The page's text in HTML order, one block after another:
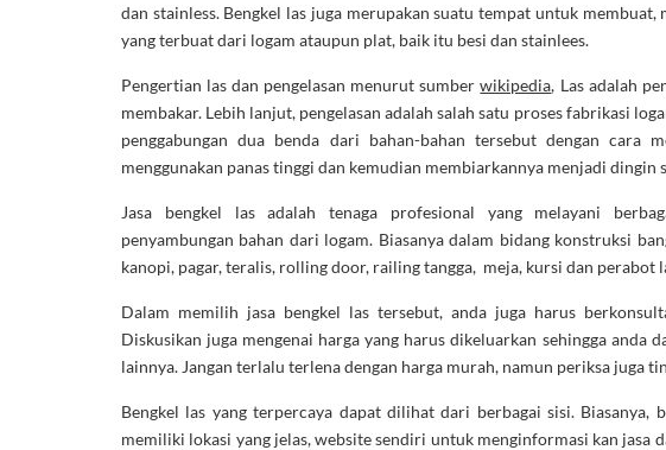
dan stainless. Bengkel las juga merupakan suatu tempat untuk
yang terbuat dari logam ataupun plat, baik itu besi dan stainlees.
Pengertian las dan pengelasan menurut sumberwikipedia, Las adalah
membakar. Lebih lanjut, pengelasan adalah salah satu proses fabrikasi
penggabungan dua benda dari bahan-bahan tersebut dengan cara
menggunakan panas tinggi dan kemudian membiarkannya menjadi dingin
Jasa bengkel las adalah tenaga profesional yang melayani
penyambungan bahan dari logam. Biasanya dalam bidang konstruksi
kanopi, pagar, teralis, rolling door, railing tangga, meja, kursi dan perabot
Dalam memilih jasa bengkel las tersebut, anda juga harus
Diskusikan juga mengenai harga yang harus dikeluarkan sehingga anda
lainnya. Jangan terlalu terlena dengan harga murah, namun periksa juga
Bengkel las yang terpercaya dapat dilihat dari berbagai sisi. Biasanya,
memiliki lokasi yang jelas, website sendiri untuk menginformasi kan jasa